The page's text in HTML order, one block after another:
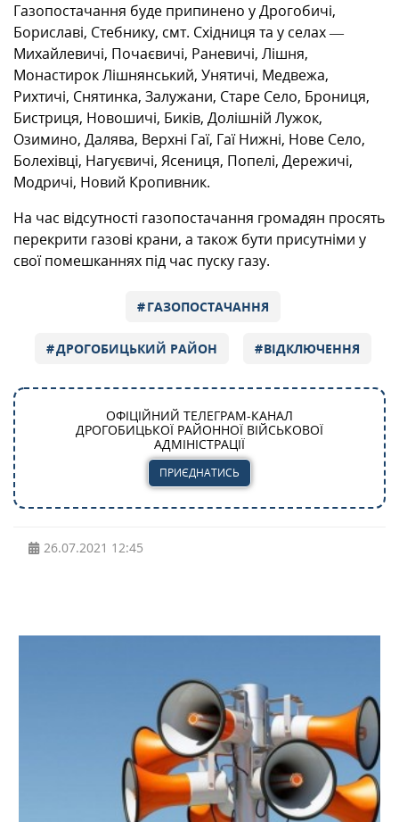
Газопостачання буде припинено у Дрогобичі,
Бориславі, Стебнику, смт. Східниця та у селах —
Михайлевичі, Почаєвичі, Раневичі, Лішня,
Монастирок Лішнянський, Унятичі, Медвежа,
Рихтичі, Снятинка, Залужани, Старе Село, Брониця,
Бистриця, Новошичі, Биків, Долішній Лужок,
Озимино, Далява, Верхні Гаї, Гаї Нижні, Нове Село,
Болехівці, Нагуєвичі, Ясениця, Попелі, Дережичі,
Модричі, Новий Кропивник.
На час відсутності газопостачання громадян просять
перекрити газові крани, а також бути присутніми у
свої помешканнях під час пуску газу.
ГАЗОПОСТАЧАННЯ
ДРОГОБИЦЬКИЙ РАЙОН ВІДКЛЮЧЕННЯ
ОФІЦІЙНИЙ ТЕЛЕГРАМ-КАНАЛ
ДРОГОБИЦЬКОЇ РАЙОННОЇ ВІЙСЬКОВОЇ
АДМІНІСТРАЦІЇ
ПРИЄДНАТИСЬ
26.07.2021 12:45